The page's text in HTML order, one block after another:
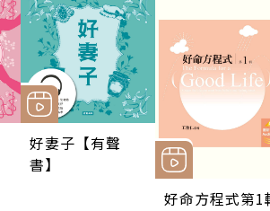
好妻子【有聲
書】
好命方程式第1